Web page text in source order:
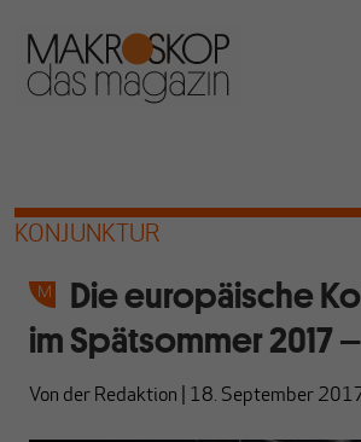
KONJUNKTUR
Die europäische
im Spätsommer 2017
Von der Redaktion 18. September